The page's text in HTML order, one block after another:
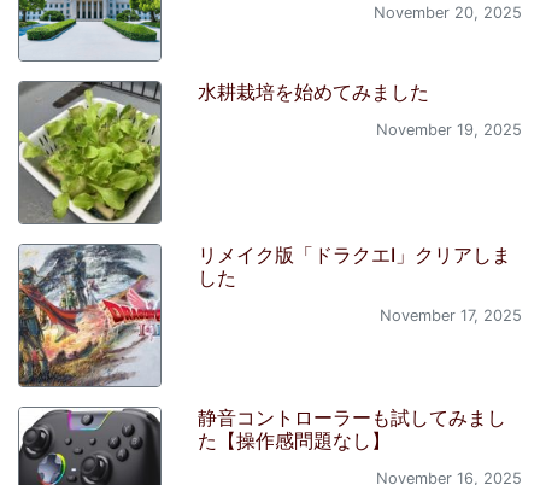
November 20, 2025
水耕栽培を始めてみました
November 19, 2025
リメイク版「ドラクエI」クリアしま
した
November 17, 2025
静音コントローラーも試してみまし
た【操作感問題なし】
November 16, 2025